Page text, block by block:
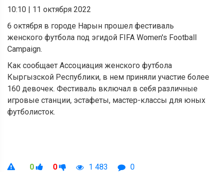
10:10 | 11 октября 2022
6 октября в городе Нарын прошел фестиваль
женского футбола под эгидой FIFA Women's Football
Campaign.
Как сообщает Ассоциация женского футбола
Кыргызской Республики, в нем приняли участие более
160 девочек. Фестиваль включал в себя различные
игровые станции, эстафеты, мастер-классы для юных
футболисток.
0 0 1 483 0